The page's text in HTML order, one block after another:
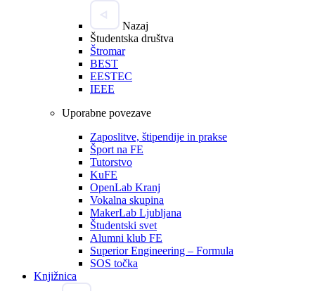
Nazaj
Študentska društva
Štromar
BEST
EESTEC
IEEE
Uporabne povezave
Zaposlitve, štipendije in prakse
Šport na FE
Tutorstvo
KuFE
OpenLab Kranj
Vokalna skupina
MakerLab Ljubljana
Študentski svet
Alumni klub FE
Superior Engineering – Formula
SOS točka
Knjižnica